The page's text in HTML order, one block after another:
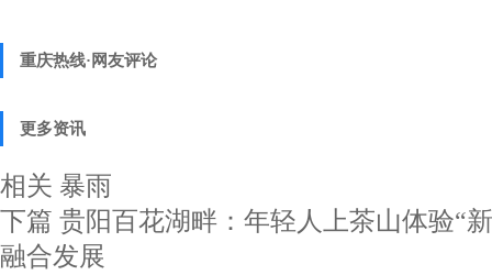
重庆热线·网友评论
更多资讯
相关 暴雨
下篇 贵阳百花湖畔：年轻人上茶山体验“
融合发展